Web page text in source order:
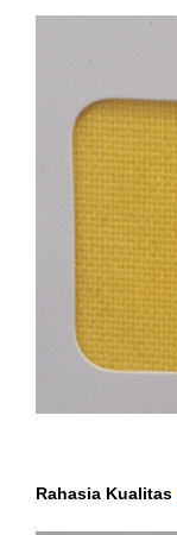
Rahasia Kualitas